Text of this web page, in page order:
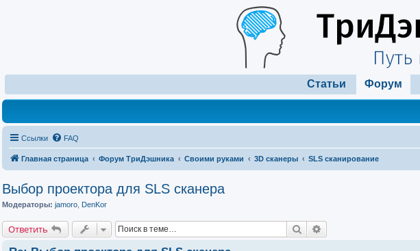
Статьи Форум
Ссылки FAQ
Главная страница Форум ТриДэшника Своими руками 3D сканеры SLS сканирование
Выбор проектора для SLS сканера
Модераторы: jamoro DenKor
Ответить Поиск